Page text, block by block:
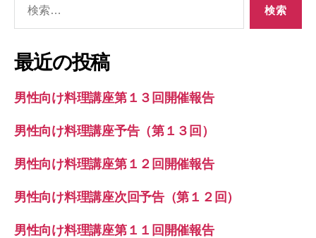
象:
最近の投稿
男性向け料理講座第１３回開催報告
男性向け料理講座予告（第１３回）
男性向け料理講座第１２回開催報告
男性向け料理講座次回予告（第１２回）
男性向け料理講座第１１回開催報告